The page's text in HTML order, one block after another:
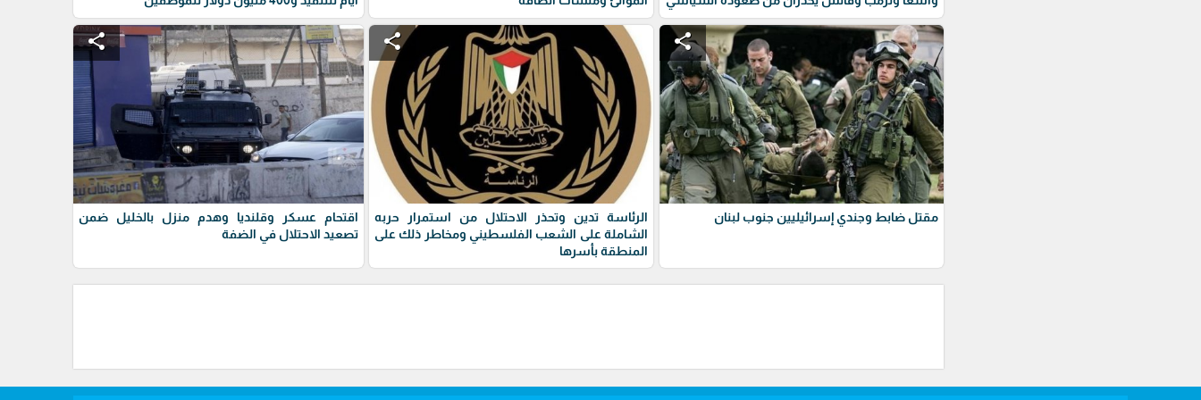
share
مقتل ضابط وجندي إسرائيليين جنوب لبنان
share
الرئاسة تدين وتحذر الاحتلال من استمرار حربه
الشاملة على الشعب الفلسطيني ومخاطر ذلك على
المنطقة بأسرها
share
اقتحام عسكر وقلنديا وهدم منزل بالخليل ضمن
تصعيد الاحتلال في الضفة